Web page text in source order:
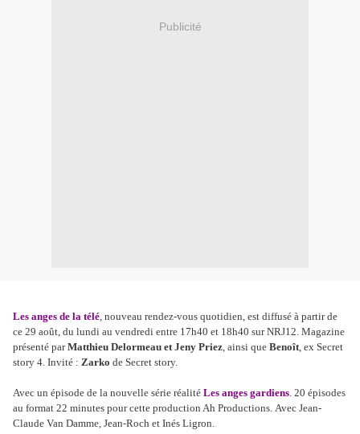
Publicité
Les anges de la télé, nouveau rendez-vous quotidien, est diffusé à partir de
ce 29 août, du lundi au vendredi entre 17h40 et 18h40 sur NRJ12. Magazine
présenté parMatthieu Delormeau et Jeny Priez, ainsi que Benoît, ex Secret
story 4. Invité : Zarko de Secret story.
Avec un épisode de la nouvelle série réalité Les anges gardiens. 20 épisodes
au format 22 minutes pour cette production Ah Productions. Avec Jean-
Claude Van Damme, Jean-Roch et Inés Ligron.